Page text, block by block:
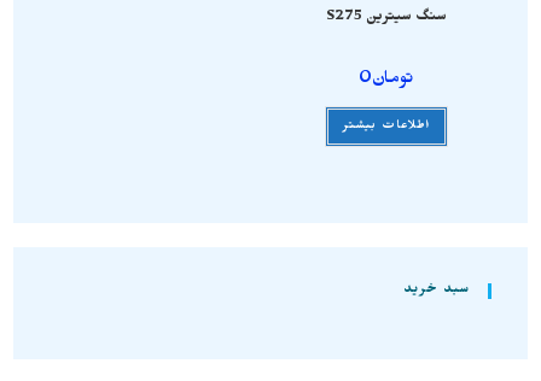
سنگ سیترین S275
تومان0
اطلاعات بیشتر
سبد خرید